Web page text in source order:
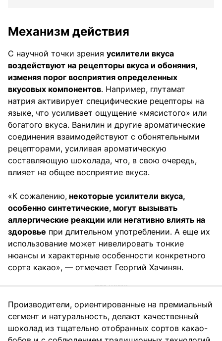
Механизм действия
С научной точки зрения усилители вкуса
воздействуют на рецепторы вкуса и обоняния,
изменяя порог восприятия определенных
вкусовых компонентов. Например, глутамат
натрия активирует специфические рецепторы на
языке, что усиливает ощущение «мясистого» или
богатого вкуса. Ванилин и другие ароматические
соединения взаимодействуют с обонятельными
рецепторами, усиливая ароматическую
составляющую шоколада, что, в свою очередь,
влияет на общее восприятие вкуса.
«К сожалению, некоторые усилители вкуса,
особенно синтетические, могут вызывать
аллергические реакции или негативно влиять на
здоровье при длительном употреблении. А еще их
использование может нивелировать тонкие
нюансы и характерные особенности конкретного
сорта какао», — отмечает Георгий Хачинян.
Производители, ориентированные на премиальный
сегмент и натуральность, делают качественный
шоколад из тщательно отобранных сортов какао-